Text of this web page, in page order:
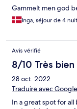
Gammelt men god
Inga, séjour de 4
Avis vérifié
8/10 Très bien
28 oct. 2022
Traduire avec Google
In a great spot for all